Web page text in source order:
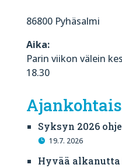
86800 Pyhäsalmi
Aika:
Parin viikon välein
18.30
Syksyn 2026
19.7. 2026
Hyvää alkanutta